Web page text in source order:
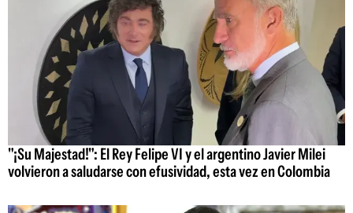
"¡Su Majestad!": El Rey Felipe VI y el argentino Javier Milei
volvieron a saludarse con efusividad, esta vez en Colombia